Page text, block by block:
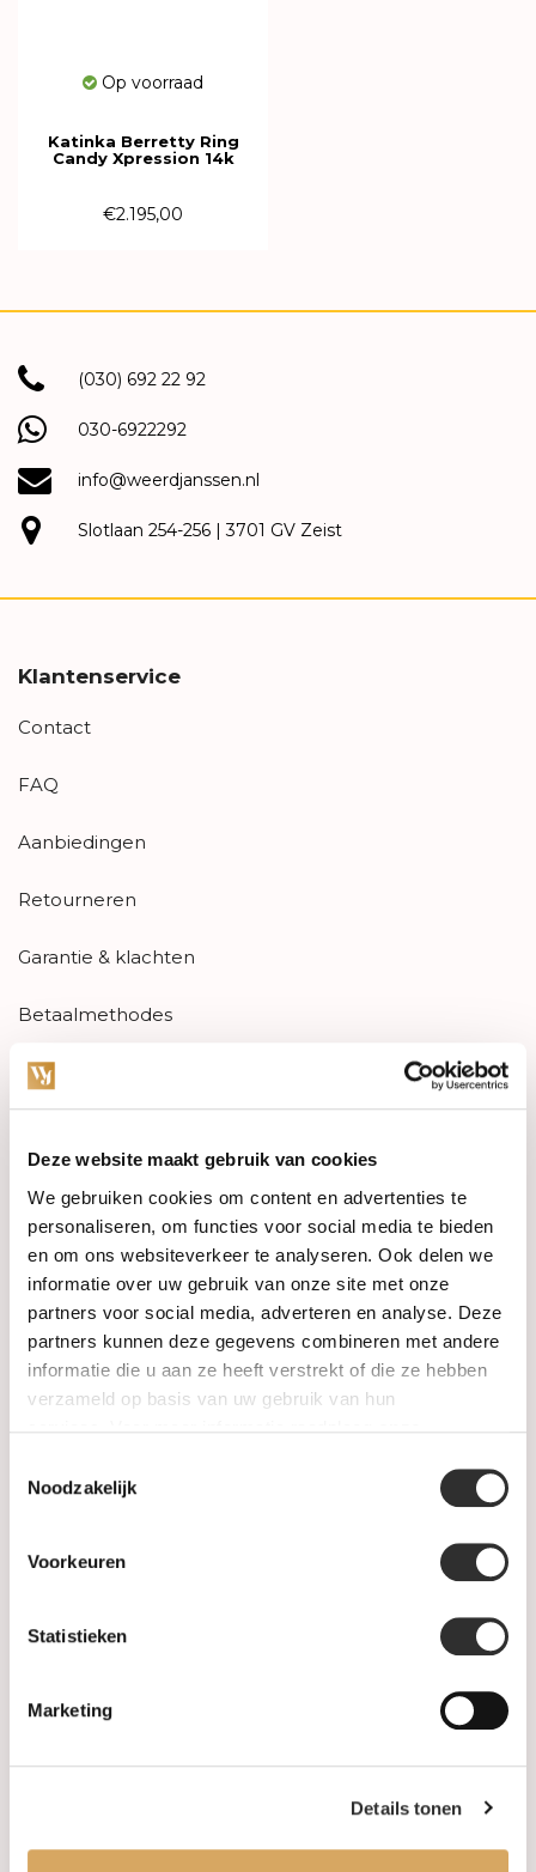
Deze website maakt gebruik van cookies
We gebruiken cookies om content en advertenties te
personaliseren, om functies voor social media te bieden
en om ons websiteverkeer te analyseren. Ook delen we
informatie over uw gebruik van onze site met onze
partners voor social media, adverteren en analyse. Deze
partners kunnen deze gegevens combineren met andere
informatie die u aan ze heeft verstrekt of die ze hebben
verzameld op basis van uw gebruik van hun
Noodzakelijk
Voorkeuren
Statistieken
Marketing
Details tonen
Op voorraad
Katinka Berretty Ring
Candy Xpression 14k
€2.195,00
(030) 692 22 92
030-6922292
info@weerdjanssen.nl
Slotlaan 254-256 | 3701 GV Zeist
Klantenservice
Contact
FAQ
Aanbiedingen
Retourneren
Garantie & klachten
Betaalmethodes
Sitemap
Categorieën
Horloges
Juwelen
Trouwringen
PRE-OWNED
Informatie